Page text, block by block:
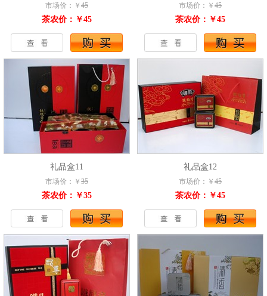
市场价：￥ 45
茶农价：￥45
市场价：￥ 45
茶农价：￥45
礼品盒11
市场价：￥ 35
茶农价：￥35
礼品盒12
市场价：￥ 45
茶农价：￥45